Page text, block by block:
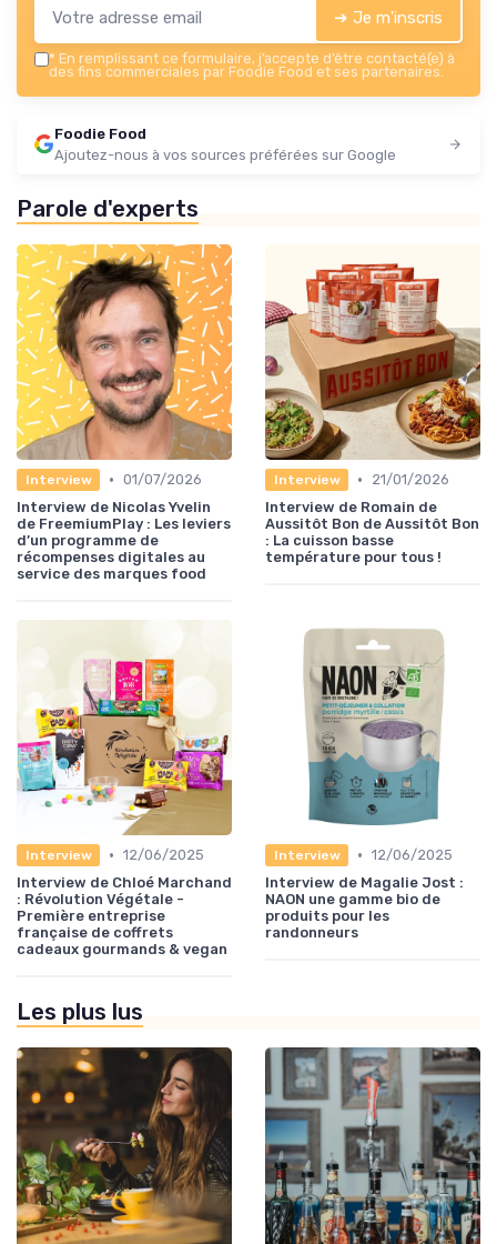
➔ Je m'inscris
* En remplissant ce formulaire, j’accepte d’être contacté(e) à
des fins commerciales par Foodie Food et ses partenaires.
Foodie Food
Ajoutez-nous à vos sources préférées sur Google
Parole d'experts
Interview • 01/07/2026
Interview de Nicolas Yvelin
de FreemiumPlay : Les leviers
d’un programme de
récompenses digitales au
service des marques food
Interview •
21/01/2026
Interview de Romain de
Aussitôt Bon de Aussitôt Bon
: La cuisson basse
température pour tous !
Interview • 12/06/2025
Interview de Chloé Marchand
: Révolution Végétale -
Première entreprise
française de coffrets
cadeaux gourmands & vegan
Interview • 12/06/2025
Interview de Magalie Jost :
NAON une gamme bio de
produits pour les
randonneurs
Les plus lus